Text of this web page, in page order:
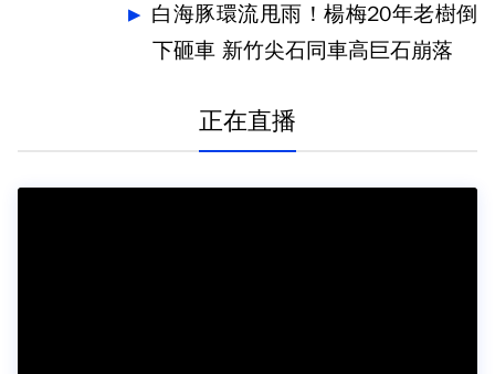
白海豚環流甩雨！楊梅20年老樹倒
下砸車 新竹尖石同車高巨石崩落
正在直播